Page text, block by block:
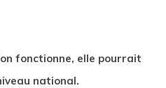
fonctionne, elle pourrait
national.